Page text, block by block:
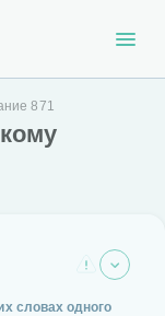
871
словах одного